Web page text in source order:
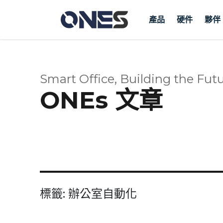
產品 硬件 夥伴
Smart Office, Building the
ONEs 文章
標籤: 辦公室自動化